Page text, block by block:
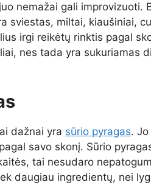
nemažai gali improvizuoti.
sviestas, miltai, kiaušiniai,
irgi reikėtų rinktis pagal
nes tada yra sukuriamas
dažnai yra sūrio pyragas.
savo skonį. Sūrio
tai nesudaro
daugiau ingredientų, nei